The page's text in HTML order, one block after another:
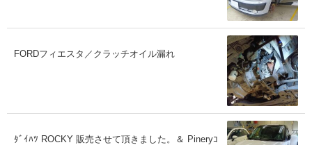
FORDフィエスタ／クラッチオイル漏れ
ﾀﾞｲﾊﾂ ROCKY 販売させて頂きました。＆ Pineryｺ